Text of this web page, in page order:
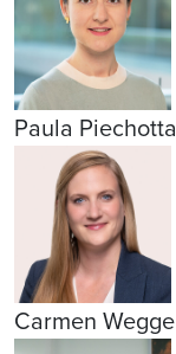
Paula Piechotta
Carmen Wegge